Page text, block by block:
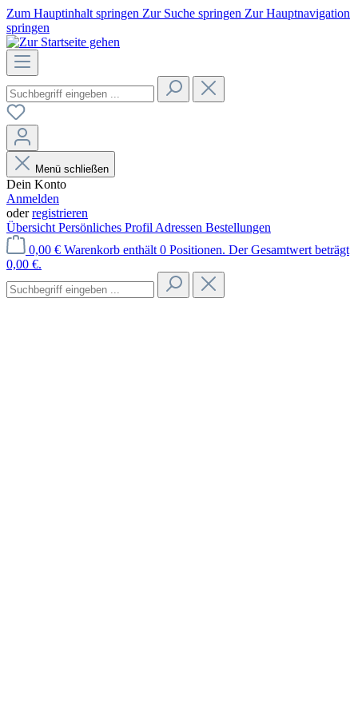
Zum Hauptinhalt springen Zur Suche springen Zur Hauptnavigation
springen
Menü schließen
Dein Konto
Anmelden
oderregistrieren
Übersicht Persönliches Profil Adressen Bestellungen
0,00 € Warenkorb enthält 0 Positionen. Der Gesamtwert beträgt
0,00 €.